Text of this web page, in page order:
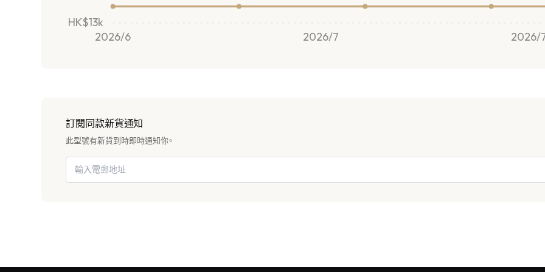
HK$13k
2026/6 2026/7 2026/
訂閱同款新貨通知
此型號有新貨到時即時通知你。